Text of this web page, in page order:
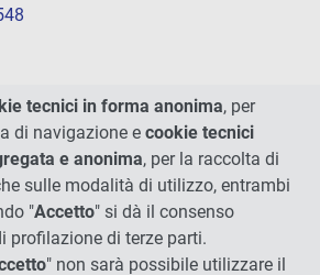
tecnici in forma anonima, per
di navigazione e cookie tecnici
e anonima, per la raccolta di
sulle modalità di utilizzo, entrambi
"Accetto" si dà il consenso
profilazione di terze parti.
" non sarà possibile utilizzare il